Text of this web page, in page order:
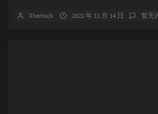
Xherlock 2021 年 11 月 14 日 暂无